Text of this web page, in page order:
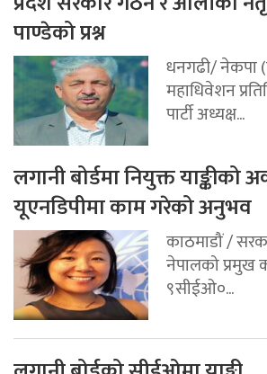
पाण्डेको प्रश्न
धनगढी/ नेकपा
महाधिवेशन
पार्टी अध्यक्ष...
लगानी बोर्डमा नियुक्त याङ्कीको
यूएनडिपीमा काम गरेको अनुभव
काठमाडौं /
नेपालको प्रमुख
९सीईओ०...